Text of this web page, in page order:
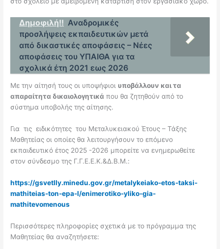
Δημοφιλή!! Αναδρομικές
προσλήψεις εκπαιδευτικών μετά
από δικαστικές αποφάσεις – Νέες
αποφάσεις του ΥΠΑΙΘΑ για τα
σχολικά έτη 2021 εως 2026
Με την αίτησή τους οι υποψήφιοι υποβάλλουν και τα
απαραίτητα δικαιολογητικά που θα ζητηθούν από το
σύστημα υποβολής της αίτησης.
Για τις ειδικότητες του Μεταλυκειακού Έτους – Τάξης
Μαθητείας οι οποίες θα λειτουργήσουν το επόμενο
εκπαιδευτικό έτος 2025 -2026 μπορείτε να ενημερωθείτε
στον σύνδεσμο της Γ.Γ.Ε.Ε.Κ.&Δ.Β.Μ.:
https://gsvetlly.minedu.gov.gr/metalykeiako-etos-taksi-
mathiteias-ton-epa-l/enimerotiko-yliko-gia-
mathitevomenous
Περισσότερες πληροφορίες σχετικά με το πρόγραμμα της
Μαθητείας θα αναζητήσετε: